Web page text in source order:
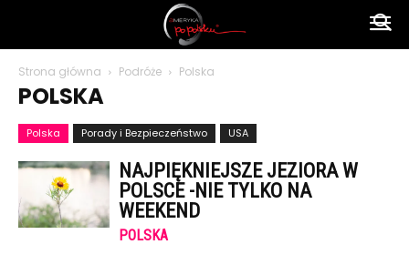
Strona główna Podróże Polska
POLSKA
Polska Porady i Bezpieczeństwo USA
NAJPIĘKNIEJSZE JEZIORA W
POLSCE -NIE TYLKO NA
WEEKEND
POLSKA